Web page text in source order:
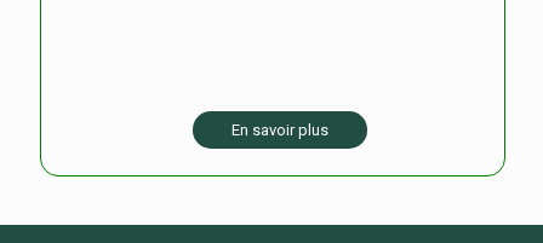
En savoir plus